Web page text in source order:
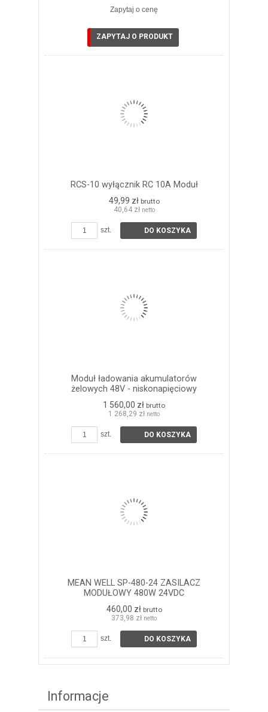
Zapytaj o cenę
ZAPYTAJ O PRODUKT
RCS-10 wyłącznik RC 10A Moduł
49,99 zł brutto
40,64 zł netto
szt. DO KOSZYKA
Moduł ładowania akumulatorów
żelowych 48V - niskonapięciowy
1 560,00 zł brutto
1 268,29 zł netto
szt. DO KOSZYKA
MEAN WELL SP-480-24 ZASILACZ
MODUŁOWY 480W 24VDC
460,00 zł brutto
373,98 zł netto
szt. DO KOSZYKA
Informacje